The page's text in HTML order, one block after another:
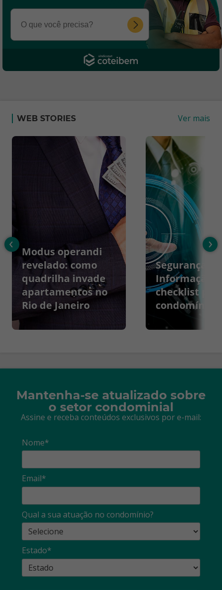
WEB STORIES Ver mais
Modus operandi
revelado: como
quadrilha invade
apartamentos no
Rio de Janeiro
Segurança da
Informação:
checklist
condomínios
‹ ›
Mantenha-se atualizado sobre
o setor condominial
Assine e receba conteúdos exclusivos por e-mail:
Nome*
Email*
Qual a sua atuação no condomínio?
Estado*